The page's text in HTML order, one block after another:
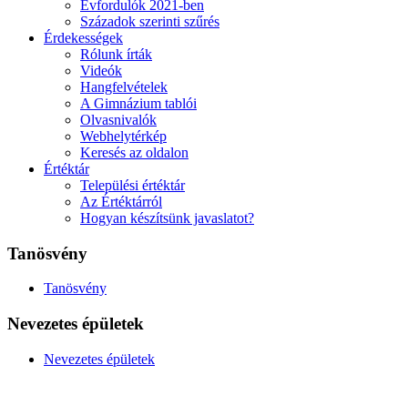
Évfordulók 2021-ben
Századok szerinti szűrés
Érdekességek
Rólunk írták
Videók
Hangfelvételek
A Gimnázium tablói
Olvasnivalók
Webhelytérkép
Keresés az oldalon
Értéktár
Települési értéktár
Az Értéktárról
Hogyan készítsünk javaslatot?
Tanösvény
Tanösvény
Nevezetes épületek
Nevezetes épületek